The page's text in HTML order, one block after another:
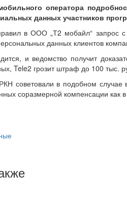
оператора
данных участников
в ООО „Т2 мобайл“ запрос
данных клиентов
и ведомство получит
Tele2 грозит штраф до 100 тыс.
советовали в подобном случае
соразмерной компенсации как